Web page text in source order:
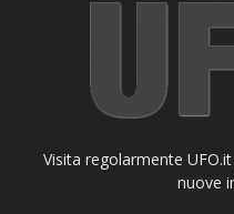
Visita regolarmente
nuove